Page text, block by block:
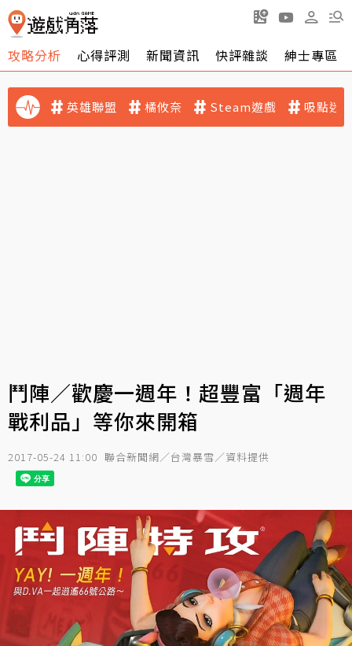
攻略分析 心得評測 新聞資訊 快評雜談 紳士專區
英雄聯盟 橘攸奈 Steam遊戲 吸點迷
鬥陣／歡慶一週年！超豐富「週年
戰利品」等你來開箱
2017-05-24 11:00 聯合新聞網／台灣暴雪／資料提供